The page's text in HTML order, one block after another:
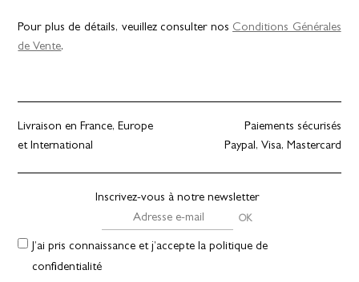
Pour plus de détails, veuillez consulter nosConditions Générales
de Vente.
Livraison en France, Europe
et International
Paiements sécurisés
Paypal, Visa, Mastercard
Inscrivez-vous à notre newsletter
J’ai pris connaissance et j’accepte la politique de
confidentialité